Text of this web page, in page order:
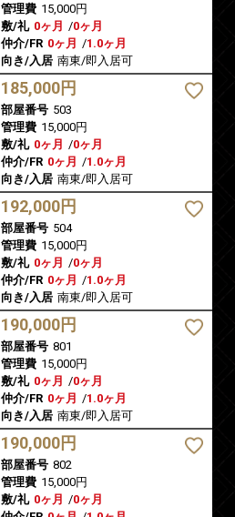
管理費 15,000円
敷/礼 0ヶ月 /0ヶ月
仲介/FR 0ヶ月 /1.0ヶ月
向き/入居 南東/即入居可
185,000円
部屋番号 503
管理費 15,000円
敷/礼 0ヶ月 /0ヶ月
仲介/FR 0ヶ月 /1.0ヶ月
向き/入居 南東/即入居可
192,000円
部屋番号 504
管理費 15,000円
敷/礼 0ヶ月 /0ヶ月
仲介/FR 0ヶ月 /1.0ヶ月
向き/入居 南東/即入居可
190,000円
部屋番号 801
管理費 15,000円
敷/礼 0ヶ月 /0ヶ月
仲介/FR 0ヶ月 /1.0ヶ月
向き/入居 南東/即入居可
190,000円
部屋番号 802
管理費 15,000円
敷/礼 0ヶ月 /0ヶ月